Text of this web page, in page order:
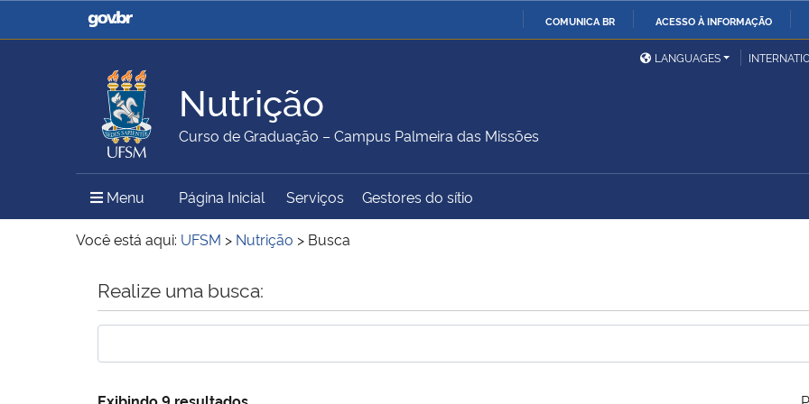
COMUNICA BR ACESSO À INFORMAÇÃO
Casa Civil
Ministério da Justiça e
Ministério da Defesa
Ministério das Relações
Exteriores
Ministério da Agricultura,
Pecuária e Abastecimento
Ministério da Educação
Ministério do Meio Ambiente Ministério do Turismo
Ministério do
LANGUAGES
Nutrição
Curso de Graduação – Campus Palmeira das Missões
Menu Menu Principal do Sítio
Página Inicial Serviços Gestores do sítio
Você está aqui: UFSM > Nutrição > Busca
Início do conteúdo
Realize uma busca:
Exibindo 9 resultados